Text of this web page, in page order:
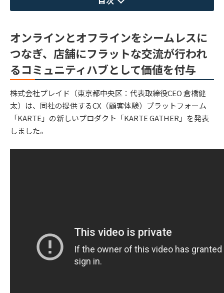
オンラインとオフラインをシームレスに
つなぎ、店舗にフラットな交流が行われ
るコミュニティハブとして価値を付与
株式会社プレイド（東京都中央区：代表取締役CEO 倉橋健
太）は、同社の提供するCX（顧客体験）プラットフォーム
「KARTE」の新しいプロダクト「KARTE GATHER」を発表
しました。